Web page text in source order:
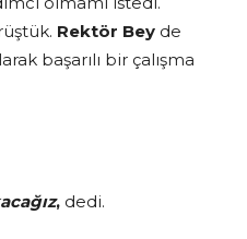
Rektör Bey de
başarılı bir çalışma
, dedi.